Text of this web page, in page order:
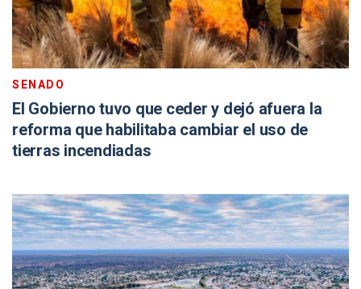
SENADO
El Gobierno tuvo que ceder y dejó afuera la
reforma que habilitaba cambiar el uso de
tierras incendiadas